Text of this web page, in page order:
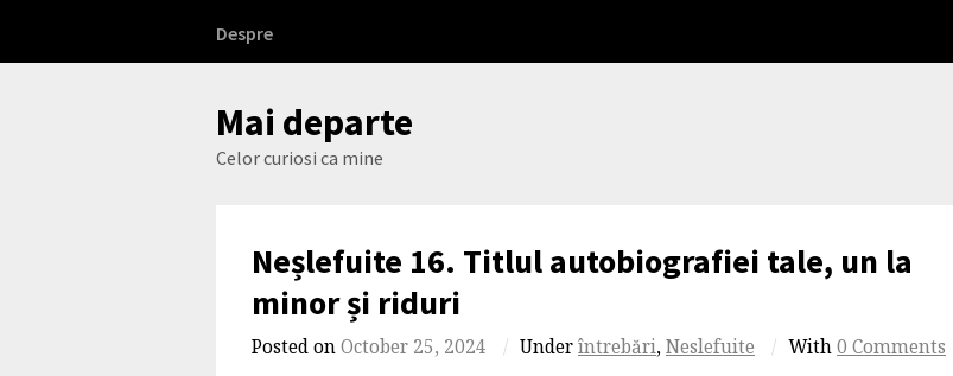
content
Despre
Mai departe
Celor curiosi ca mine
Neșlefuite 16. Titlul autobiografiei tale, un la
minor și riduri
Posted onOctober 25, 2024 / Underîntrebări,Neslefuite / With0 Comments